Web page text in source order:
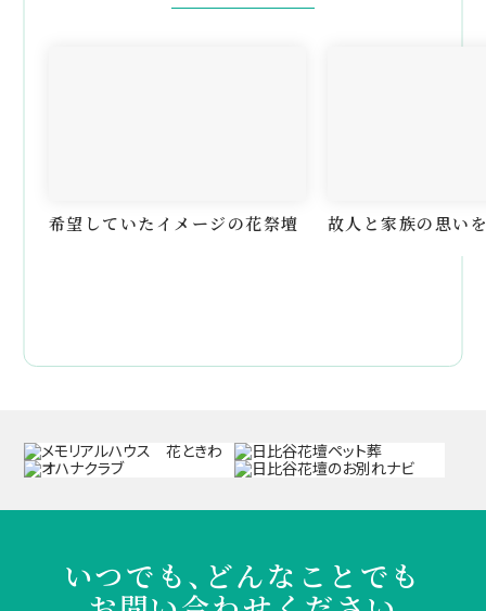
希望していたイメージの花祭壇 故人と家族の思い
いつでも、どんなことでも